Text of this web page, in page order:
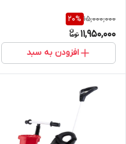
15,000,000
20%
11,950,000
افزودن به سبد